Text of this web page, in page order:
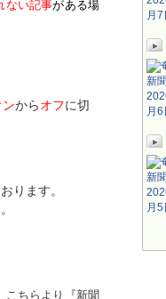
ない記事がある場
ンからオフに切
ります。
こちらより『新聞